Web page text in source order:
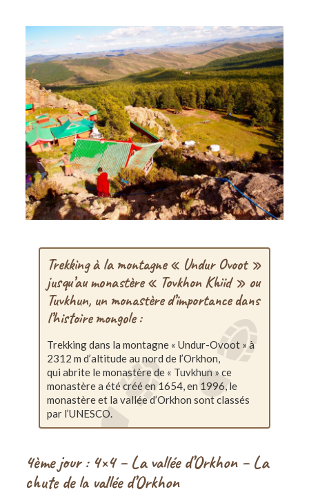
Trekking à la montagne « Undur Ovoot »
jusqu’au monastère « Tovkhon Khiid » ou
Tuvkhun, un monastère d’importance dans
l’histoire mongole :
Trekking dans la montagne « Undur-Ovoot » à
2312 m d’altitude au nord de l’Orkhon,
qui abrite le monastère de « Tuvkhun » ce
monastère a été créé en 1654, en 1996, le
monastère et la vallée d’Orkhon sont classés
par l’UNESCO.
4ème jour : 4×4 – La vallée d’Orkhon – La
chute de la vallée d’Orkhon